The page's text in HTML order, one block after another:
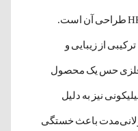
یکی از نقاط قوت HK11 Mini Plus طراحی آن است.
از زیبایی و
فلزی حس یک محصول
نیز به دلیل
باعث خستگی